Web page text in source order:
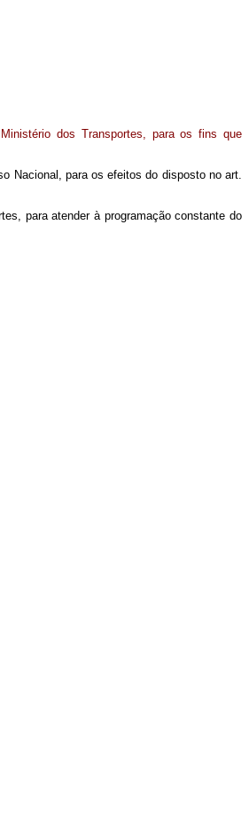
dos Transportes, para os fins que
Nacional, para os efeitos do disposto no art.
para atender à programação constante do